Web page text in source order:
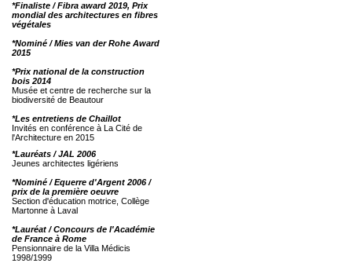
*Finaliste / Fibra award 2019, Prix
mondial des architectures en fibres
végétales
*Nominé / Mies van der Rohe Award
2015
*Prix national de la construction
bois 2014
Musée et centre de recherche sur la
biodiversité de Beautour
*Les entretiens de Chaillot
Invités en conférence à La Cité de
l'Architecture en 2015
*Lauréats / JAL 2006
Jeunes architectes ligériens
*Nominé / Equerre d'Argent 2006 /
prix de la première oeuvre
Section d'éducation motrice, Collège
Martonne à Laval
*Lauréat / Concours de l'Académie
de France à Rome
Pensionnaire de la Villa Médicis
1998/1999